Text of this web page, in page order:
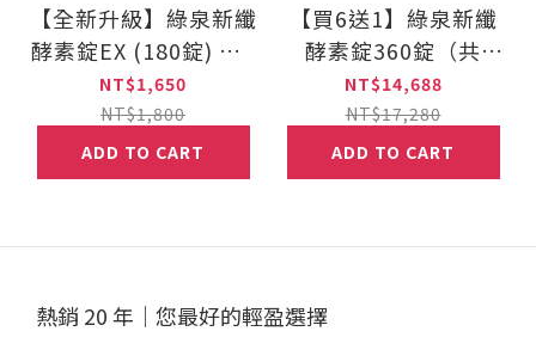
【全新升級】綠泉新纖
酵素錠EX (180錠) 贈3
包體驗包
NT$1,650
NT$1,800
ADD TO CART
【買6送1】綠泉新纖
酵素錠360錠（共
2520顆）
NT$14,688
NT$17,280
ADD TO CART
熱銷 20 年｜您最好的輕盈選擇